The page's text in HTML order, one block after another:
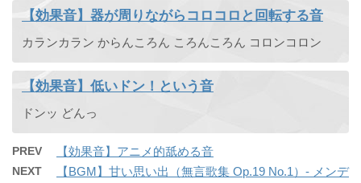
【効果音】器が周りながらコロコロと回転する音
カランカラン からんころん ころんころん コロンコロン
【効果音】低いドン！という音
ドンッ どんっ
PREV 【効果音】アニメ的舐める音
NEXT
【BGM】甘い思い出（無言歌集 Op.19 No.1）- メンデ